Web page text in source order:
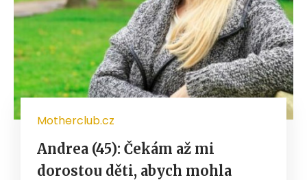
Motherclub.cz
Andrea (45): Čekám až mi
dorostou děti, abych mohla